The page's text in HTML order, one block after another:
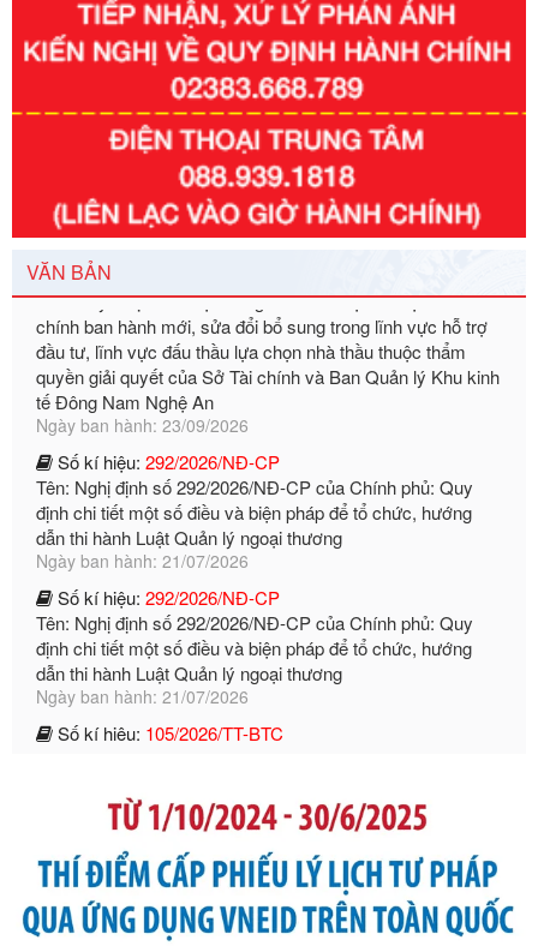
VĂN BẢN
351/2025/NĐ-CP
Tên: Nghị định số 351/2025/NĐ-CP của Chính phủ: Quy
định chuẩn nghèo đa chiều quốc gia giai đoạn 2026 - 2030
Ngày ban hành: 29/12/2026
3014/QĐ-UBND
Tên: Quyết định về việc công bố danh mục thủ tục hành
chính ban hành mới, sửa đổi bổ sung trong lĩnh vực hỗ trợ
đầu tư, lĩnh vực đấu thầu lựa chọn nhà thầu thuộc thẩm
quyền giải quyết của Sở Tài chính và Ban Quản lý Khu kinh
tế Đông Nam Nghệ An
Ngày ban hành: 23/09/2026
Số kí hiệu:292/2026/NĐ-CP
Tên: Nghị định số 292/2026/NĐ-CP của Chính phủ: Quy
định chi tiết một số điều và biện pháp để tổ chức, hướng
dẫn thi hành Luật Quản lý ngoại thương
Ngày ban hành: 21/07/2026
Số kí hiệu:292/2026/NĐ-CP
Tên: Nghị định số 292/2026/NĐ-CP của Chính phủ: Quy
định chi tiết một số điều và biện pháp để tổ chức, hướng
dẫn thi hành Luật Quản lý ngoại thương
Ngày ban hành: 21/07/2026
Số kí hiệu:105/2026/TT-BTC
Tên: Thông tư số 105/2026/TT-BTC của Bộ Tài chính: Bãi
bỏ Thông tư số 87/2019/TT- BТC ngày 19 tháng 12 năm
2019 của Bộ trưởng Bộ Tài chính hướng dẫn thực hiện xử
phạt vi phạm hành chính trong lĩnh vực kho bạc nhà nước
Số kí hiệu:291/2026/NĐ-CP
Tên: Nghị định số 291/2026/NĐ-CP của Chính phủ: Sửa
đổi, bổ sung một số điều của Nghị định số 125/2020/NĐ-СР
ngày 19 tháng 10 năm 2020 của Chính phủ quy định xử
phạt vi phạm hành chính về thuế, hóa đơn được sửa đổi, bổ
sung bởi Nghị định số 102/2021/NĐ-CP